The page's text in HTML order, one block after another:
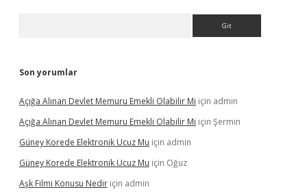
Son yorumlar
Açığa Alınan Devlet Memuru Emekli Olabilir Mi için admin
Açığa Alınan Devlet Memuru Emekli Olabilir Mi için Şermin
Güney Korede Elektronik Ucuz Mu için admin
Güney Korede Elektronik Ucuz Mu için Oğuz
Aşk Filmi Konusu Nedir için admin